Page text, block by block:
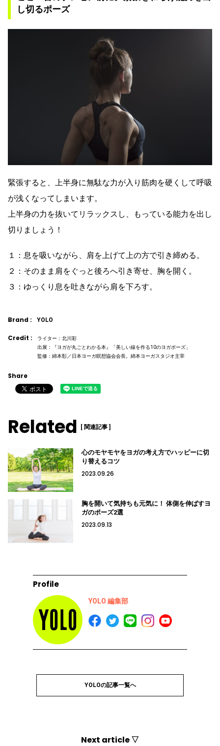
し切るポーズ
緊張すると、上半身に無駄な力が入り筋肉を硬くして呼吸
が浅くなってしまいます。
上半身の力を抜いてリラックスし、もっている能力を出し
切りましょう！
１：息を吸いながら、肩を上げて上の方で引き締める。
２：そのまま肩をぐっと後ろへ引き寄せ、胸を開く。
３：ゆっくり息を吐きながら肩を下ろす。
Brand : YOLO
Credit :
ライター：北川彩
出展：『ヨガが丸ごとわかる本』「美しい線を作る10のヨガポーズ」
監修：綿本彰／日本ヨーガ瞑想協会会長。綿本ヨーガスタジオ主宰
Share
Related [ 関連記事 ]
心のモヤモヤをヨガの考え方でハッピーに切
り替えるコツ
2023.09.26
胸を開いて気持ちも元気に！ 体側を伸ばすヨ
ガのポーズ2選
2023.09.13
Profile
YOLO 編集部
YOLOの記事一覧へ
Next article ▽